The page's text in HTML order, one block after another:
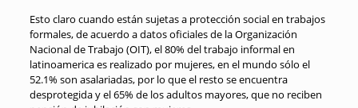
Esto claro cuando están sujetas a protección social en trabajos
formales, de acuerdo a datos oficiales de la Organización
Nacional de Trabajo (OIT), el 80% del trabajo informal en
latinoamerica es realizado por mujeres, en el mundo sólo el
52.1% son asalariadas, por lo que el resto se encuentra
desprotegida y el 65% de los adultos mayores, que no reciben